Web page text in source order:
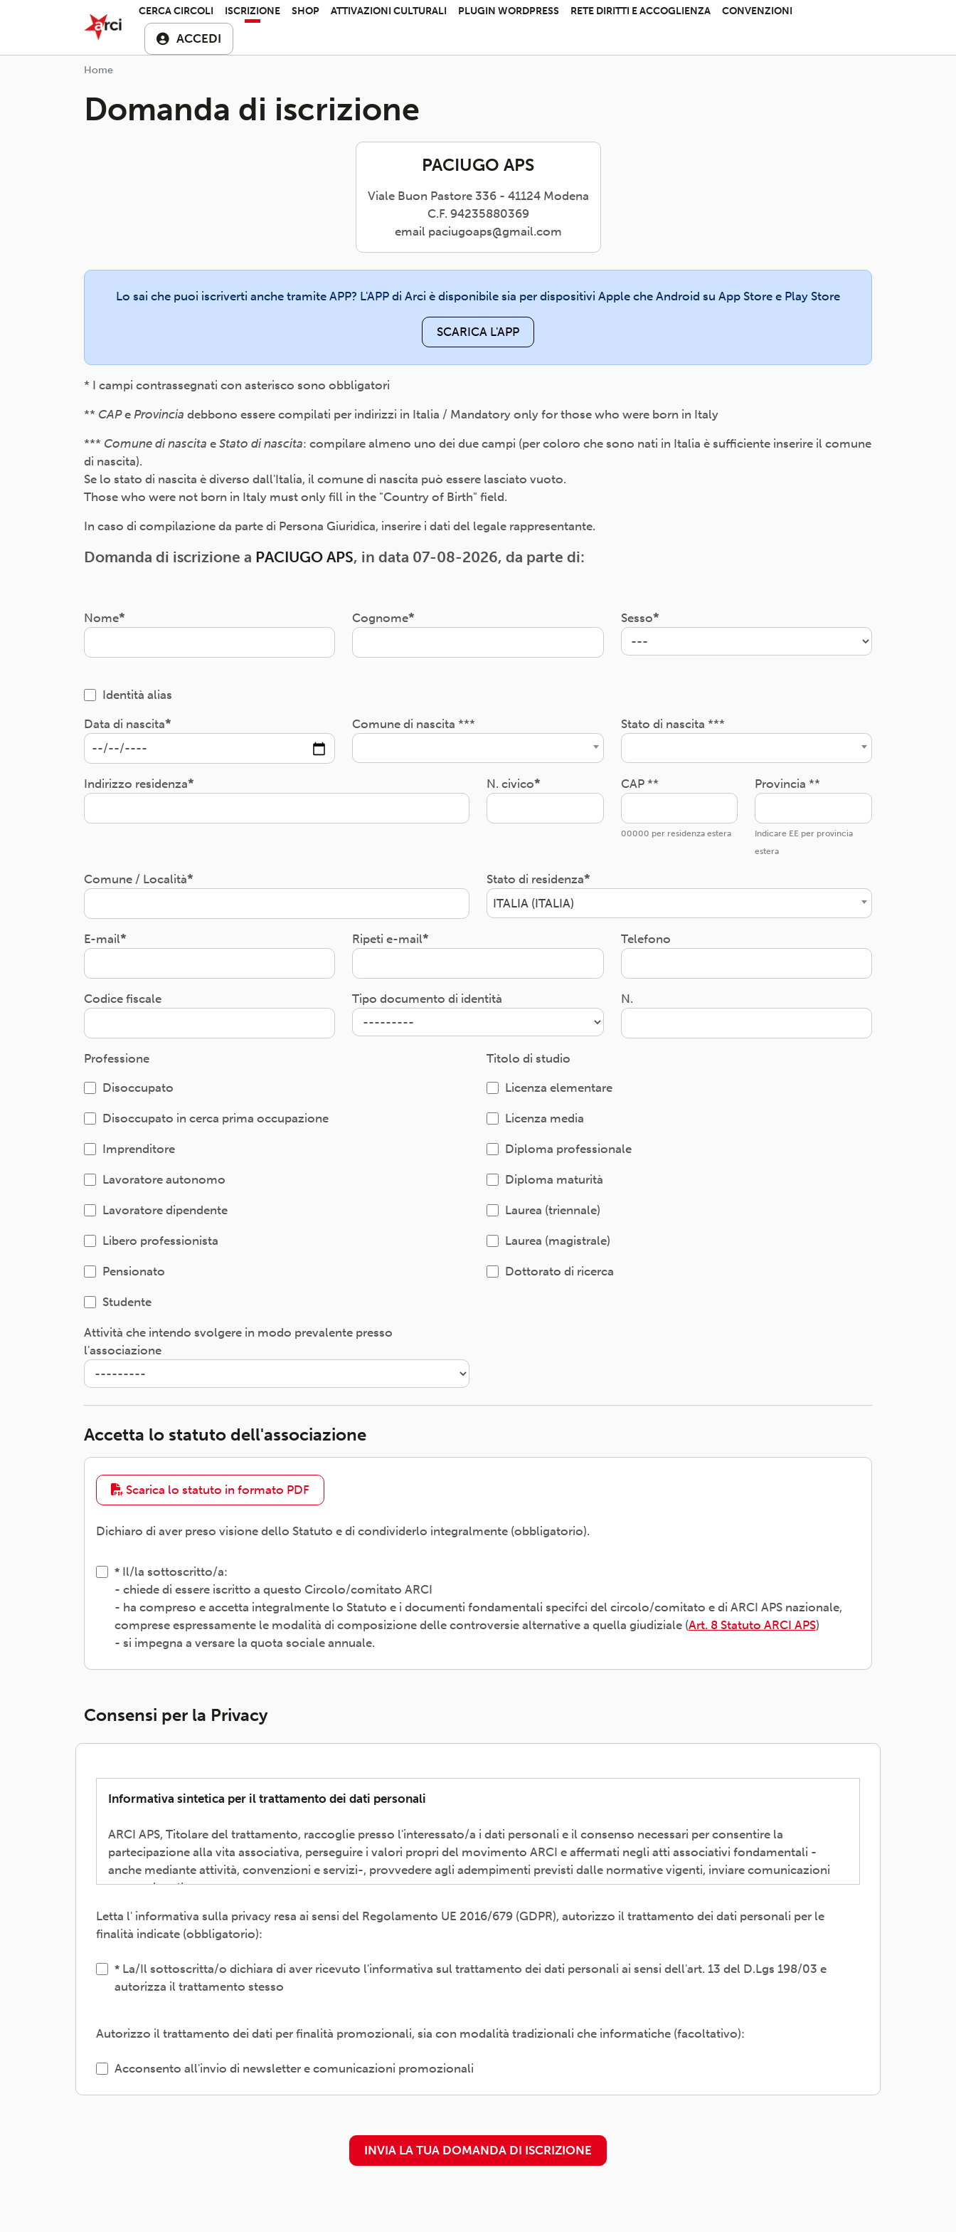
Salta al contenuto principale
ARCI APSCERCA CIRCOLI ISCRIZIONE SHOP ATTIVAZIONI CULTURALI PLUGIN WORDPRESS RETE DIRITTI E ACCOGLIENZA CONVENZIONI
ACCEDI
Home
Domanda di iscrizione
PACIUGO APS
Viale Buon Pastore 336 - 41124 Modena
C.F. 94235880369
email paciugoaps@gmail.com
Lo sai che puoi iscriverti anche tramite APP? L'APP di Arci è disponibile sia per dispositivi Apple che Android su App Store e Play Store
SCARICA L'APP
* I campi contrassegnati con asterisco sono obbligatori
** CAPe Provincia debbono essere compilati per indirizzi in Italia / Mandatory only for those who were born in Italy
*** Comune di nascita e Stato di nascita: compilare almeno uno dei due campi (per coloro che sono nati in Italia è sufficiente inserire il comune
di nascita).
Se lo stato di nascita è diverso dall'Italia, il comune di nascita può essere lasciato vuoto.
Those who were not born in Italy must only fill in the "Country of Birth" field.
In caso di compilazione da parte di Persona Giuridica, inserire i dati del legale rappresentante.
Domanda di iscrizione a PACIUGO APS, in data 07-08-2026, da parte di:
Nome Cognome Sesso
Identità alias
Data di nascita Comune di nascita *** Stato di nascita ***
Indirizzo residenza N. civico CAP **
00000 per residenza estera
Provincia **
Indicare EE per provincia
estera
Comune / Località
Stato di residenza
ITALIA (ITALIA)
E-mail Ripeti e-mail Telefono
Codice fiscale Tipo documento di identità N.
Professione
Disoccupato
Disoccupato in cerca prima occupazione
Imprenditore
Lavoratore autonomo
Lavoratore dipendente
Libero professionista
Pensionato
Studente
Titolo di studio
Licenza elementare
Licenza media
Diploma professionale
Diploma maturità
Laurea (triennale)
Laurea (magistrale)
Dottorato di ricerca
Attività che intendo svolgere in modo prevalente presso
l'associazione
Accetta lo statuto dell'associazione
Scarica lo statuto in formato PDF
Dichiaro di aver preso visione dello Statuto e di condividerlo integralmente (obbligatorio).
Il/la sottoscritto/a:
- chiede di essere iscritto a questo Circolo/comitato ARCI
- ha compreso e accetta integralmente lo Statuto e i documenti fondamentali specifci del circolo/comitato e di ARCI APS nazionale,
comprese espressamente le modalità di composizione delle controversie alternative a quella giudiziale (Art. 8 Statuto ARCI APS)
- si impegna a versare la quota sociale annuale.
Consensi per la Privacy
Informativa sintetica per il trattamento dei dati personali
ARCI APS, Titolare del trattamento, raccoglie presso l'interessato/a i dati personali e il consenso necessari per consentire la
partecipazione alla vita associativa, perseguire i valori propri del movimento ARCI e affermati negli atti associativi fondamentali -
anche mediante attività, convenzioni e servizi-, provvedere agli adempimenti previsti dalle normative vigenti, inviare comunicazioni
promozionali.
Il trattamento verrà effettuato: con modalità cartacea e/o informatica; in modo lecito, corretto, trasparente; avvalendosi di soggetti
interni e/o comunicando i dati a soggetti esterni (amministrazioni/autorità; fornitori di specifici servizi di supporto -es. consulenza e
L'interessato/a può esercitare i propri diritti previsti dal Regolamento (UE) 679/2016 (es. accesso ai propri dati; rettifica, cancellazione
l'informativa dettagliata e aggiornata èdisponibile qui
ARCI APS, Via dei Monti di Pietralata, n. 16 - 00157 ROMA - info@arci.it
Letta l' informativa sulla privacy resa ai sensi del Regolamento UE 2016/679 (GDPR), autorizzo il trattamento dei dati personali per le
finalità indicate (obbligatorio):
La/Il sottoscritta/o dichiara di aver ricevuto l'informativa sul trattamento dei dati personali ai sensi dell'art. 13 del D.Lgs 198/03 e
autorizza il trattamento stesso
Autorizzo il trattamento dei dati per finalità promozionali, sia con modalità tradizionali che informatiche (facoltativo):
Acconsento all'invio di newsletter e comunicazioni promozionali
INVIA LA TUA DOMANDA DI ISCRIZIONE